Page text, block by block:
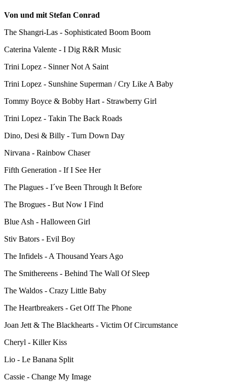
Von und mit Stefan Conrad
The Shangri-Las - Sophisticated Boom Boom
Caterina Valente - I Dig R&R Music
Trini Lopez - Sinner Not A Saint
Trini Lopez - Sunshine Superman / Cry Like A Baby
Tommy Boyce & Bobby Hart - Strawberry Girl
Trini Lopez - Takin The Back Roads
Dino, Desi & Billy - Turn Down Day
Nirvana - Rainbow Chaser
Fifth Generation - If I See Her
The Plagues - I´ve Been Through It Before
The Brogues - But Now I Find
Blue Ash - Halloween Girl
Stiv Bators - Evil Boy
The Infidels - A Thousand Years Ago
The Smithereens - Behind The Wall Of Sleep
The Waldos - Crazy Little Baby
The Heartbreakers - Get Off The Phone
Joan Jett & The Blackhearts - Victim Of Circumstance
Cheryl - Killer Kiss
Lio - Le Banana Split
Cassie - Change My Image